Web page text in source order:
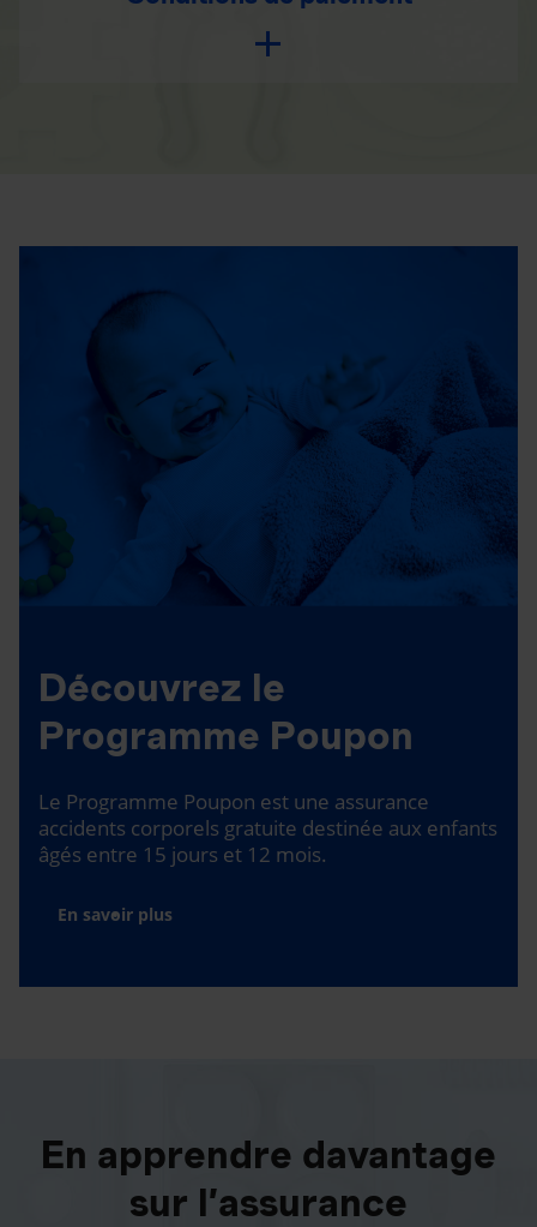
Découvrez le
Programme Poupon
Le Programme Poupon est une assurance
accidents corporels gratuite destinée aux enfants
âgés entre 15 jours et 12 mois.
En savoir plus
En apprendre davantage
sur l’assurance